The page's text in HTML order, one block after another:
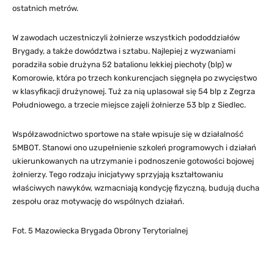
ostatnich metrów.
W zawodach uczestniczyli żołnierze wszystkich pododdziałów
Brygady, a także dowództwa i sztabu. Najlepiej z wyzwaniami
poradziła sobie drużyna 52 batalionu lekkiej piechoty (blp) w
Komorowie, która po trzech konkurencjach sięgnęła po zwycięstwo
w klasyfikacji drużynowej. Tuż za nią uplasował się 54 blp z Zegrza
Południowego, a trzecie miejsce zajęli żołnierze 53 blp z Siedlec.
Współzawodnictwo sportowe na stałe wpisuje się w działalność
5MBOT. Stanowi ono uzupełnienie szkoleń programowych i działań
ukierunkowanych na utrzymanie i podnoszenie gotowości bojowej
żołnierzy. Tego rodzaju inicjatywy sprzyjają kształtowaniu
właściwych nawyków, wzmacniają kondycję fizyczną, budują ducha
zespołu oraz motywację do wspólnych działań.
Fot. 5 Mazowiecka Brygada Obrony Terytorialnej